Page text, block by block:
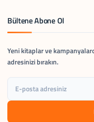
Bültene Abone Ol
Yeni kitaplar ve
adresinizi bırakın.